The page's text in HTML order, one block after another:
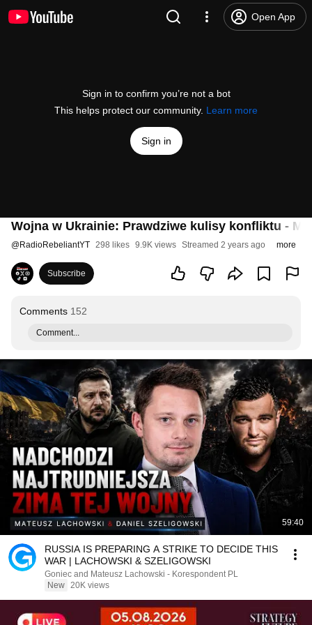
Open App
Sign in to confirm you’re not a bot
This helps protect our community. Learn more
Sign in
Wojna w Ukrainie: Prawdziwe kulisy konfliktu -
@RadioRebeliantYT 298 likes 9.9K views Streamed 2 years ago more
Subscribe
Comments 152
Comment...
59:40
RUSSIA IS PREPARING A STRIKE TO DECIDE THIS
WAR | LACHOWSKI & SZELIGOWSKI
Goniec and Mateusz Lachowski - Korespondent PL
New 20K views